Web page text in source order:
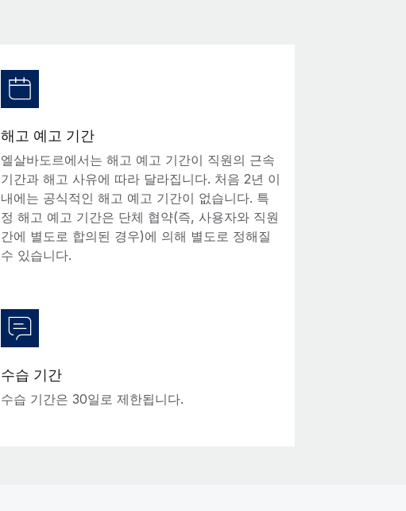
해고 예고 기간
엘살바도르에서는 해고 예고 기간이 직원의 근속
기간과 해고 사유에 따라 달라집니다. 처음 2년 이
내에는 공식적인 해고 예고 기간이 없습니다. 특
정 해고 예고 기간은 단체 협약(즉, 사용자와 직원
간에 별도로 합의된 경우)에 의해 별도로 정해질
수 있습니다.
수습 기간
수습 기간은 30일로 제한됩니다.